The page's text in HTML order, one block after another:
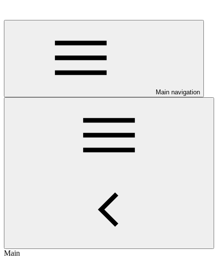
Main navigation
Main